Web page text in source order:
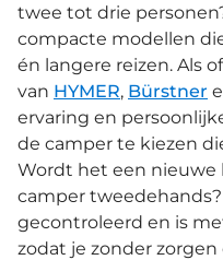
twee tot drie
compacte modellen
én langere reizen. Als
van HYMER, Bürstner
ervaring en
de camper te kiezen
Wordt het een nieuwe
camper
gecontroleerd en is
zodat je zonder